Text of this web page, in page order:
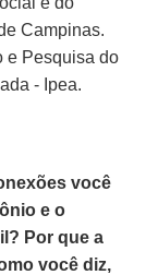
Campinas.
e Pesquisa do
- Ipea.
você
e o
Por que a
você diz,